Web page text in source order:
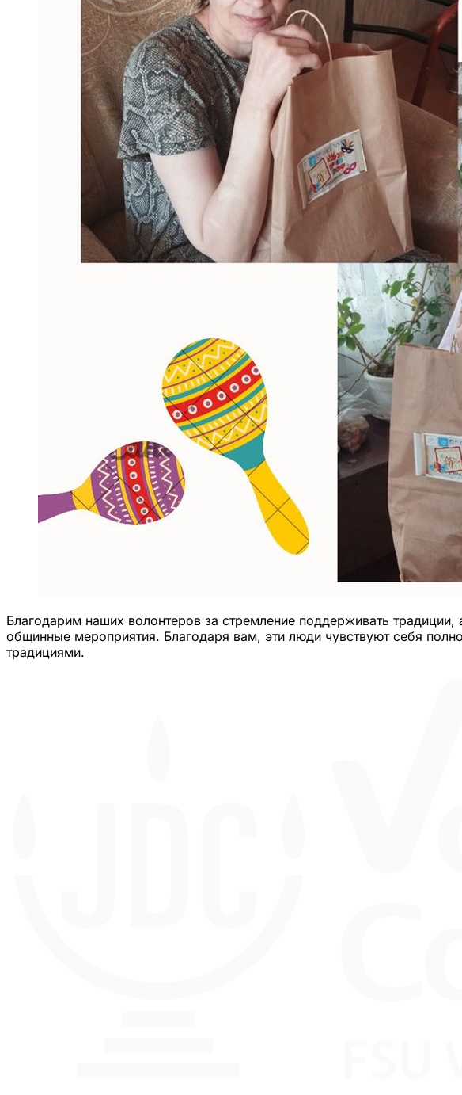
Благодарим наших волонтеров за стремление поддерживать
общинные мероприятия. Благодаря вам, эти люди чувствуют себя
традициями.